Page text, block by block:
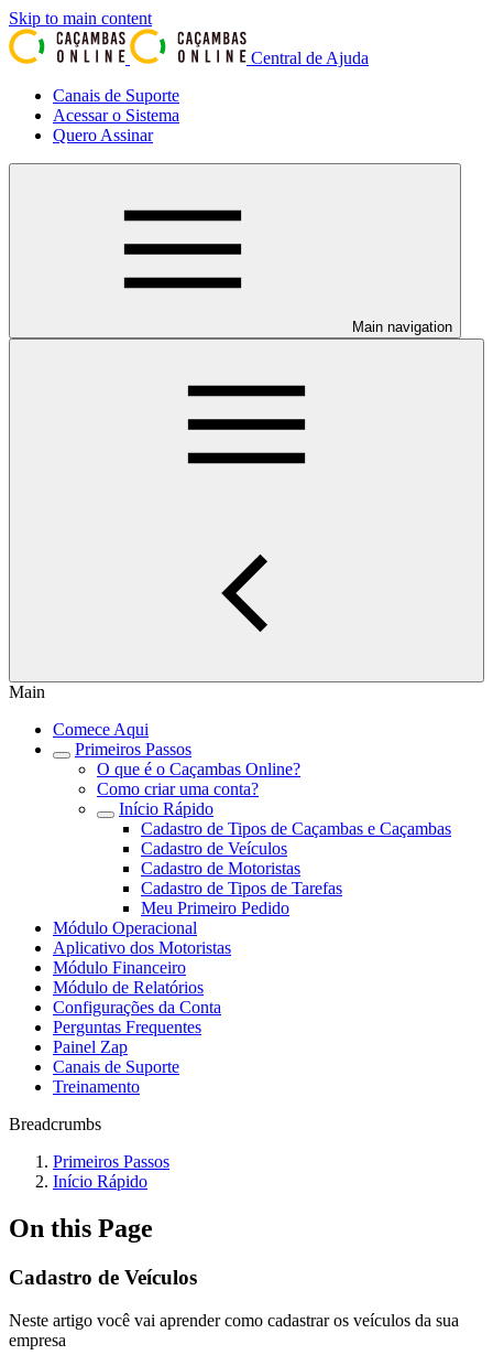
Skip to main content
Central de Ajuda
Canais de Suporte
Acessar o Sistema
Quero Assinar
Main navigation
Main
Comece Aqui
Primeiros Passos
O que é o Caçambas Online?
Como criar uma conta?
Início Rápido
Cadastro de Tipos de Caçambas e Caçambas
Cadastro de Veículos
Cadastro de Motoristas
Cadastro de Tipos de Tarefas
Meu Primeiro Pedido
Módulo Operacional
Aplicativo dos Motoristas
Módulo Financeiro
Módulo de Relatórios
Configurações da Conta
Perguntas Frequentes
Painel Zap
Canais de Suporte
Treinamento
Breadcrumbs
Primeiros Passos
Início Rápido
On this Page
Cadastro de Veículos
Neste artigo você vai aprender como cadastrar os veículos da sua
empresa